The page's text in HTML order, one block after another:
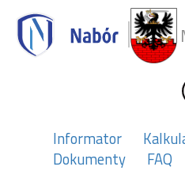
Informator
Dokumenty
FAQ